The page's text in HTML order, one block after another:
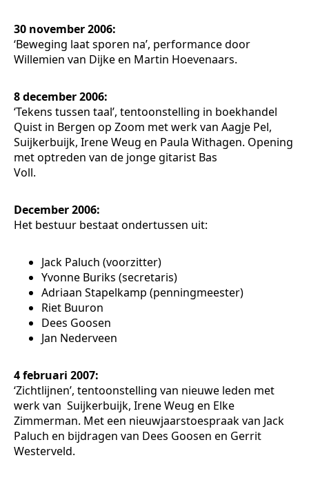
30 november 2006:
‘Beweging laat sporen na’, performance door
Willemien van Dijke en Martin Hoevenaars.
8 december 2006:
‘Tekens tussen taal’, tentoonstelling in boekhandel
Quist in Bergen op Zoom met werk van Aagje Pel,
Suijkerbuijk, Irene Weug en Paula Withagen. Opening
met optreden van de jonge gitarist Bas
Voll.
December 2006:
Het bestuur bestaat ondertussen uit:
Jack Paluch (voorzitter)
Yvonne Buriks (secretaris)
Adriaan Stapelkamp (penningmeester)
Riet Buuron
Dees Goosen
Jan Nederveen
4 februari 2007:
‘Zichtlijnen’, tentoonstelling van nieuwe leden met
werk van Suijkerbuijk, Irene Weug en Elke
Zimmerman. Met een nieuwjaarstoespraak van Jack
Paluch en bijdragen van Dees Goosen en Gerrit
Westerveld.